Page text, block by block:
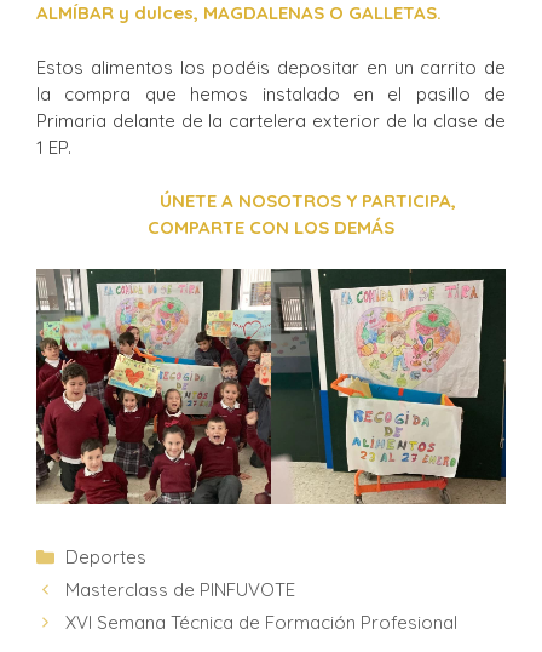
ALMÍBAR y dulces, MAGDALENAS O GALLETAS.
Estos alimentos los podéis depositar en un carrito de
la compra que hemos instalado en el pasillo de
Primaria delante de la cartelera exterior de la clase de
1 EP.
ÚNETE A NOSOTROS Y PARTICIPA,
COMPARTE CON LOS DEMÁS
Deportes
Masterclass de PINFUVOTE
XVI Semana Técnica de Formación Profesional